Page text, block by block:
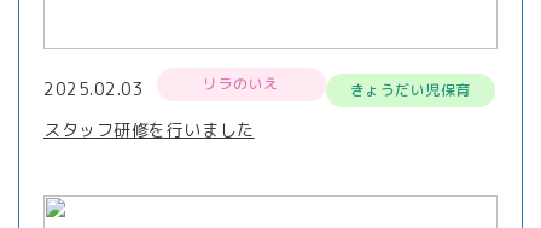
2025.02.03 リラのいえ きょうだい児保育
スタッフ研修を行いました